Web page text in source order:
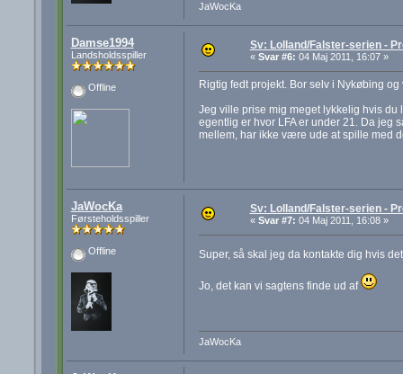
JaWocKa
Damse1994
Landsholdsspiller
Offline
Sv: Lolland/Falster-serien -
« Svar #6: 04 Maj 2011, 16:07 »
Rigtig fedt projekt. Bor selv i Nykøbing
Jeg ville prise mig meget lykkelig hvis du
egentlig er hvor LFA er under 21. Da jeg
mellem, har ikke være ude at spille med
JaWocKa
Førsteholdsspiller
Offline
Sv: Lolland/Falster-serien -
« Svar #7: 04 Maj 2011, 16:08 »
Super, så skal jeg da kontakte dig hvis
Jo, det kan vi sagtens finde ud af
JaWocKa